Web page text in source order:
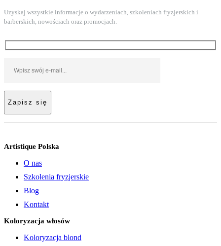
Uzyskaj wszystkie informacje o wydarzeniach, szkoleniach fryzjerskich i
barberskich, nowościach oraz promocjach.
Artistique Polska
O nas
Szkolenia fryzjerskie
Blog
Kontakt
Koloryzacja włosów
Koloryzacja blond